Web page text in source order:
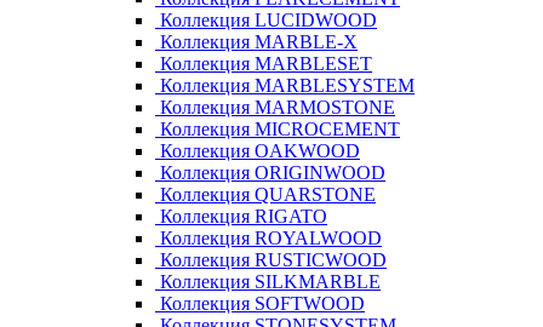
Коллекция LUCIDWOOD
Коллекция MARBLE-X
Коллекция MARBLESET
Коллекция MARBLESYSTEM
Коллекция MARMOSTONE
Коллекция MICROCEMENT
Коллекция OAKWOOD
Коллекция ORIGINWOOD
Коллекция QUARSTONE
Коллекция RIGATO
Коллекция ROYALWOOD
Коллекция RUSTICWOOD
Коллекция SILKMARBLE
Коллекция SOFTWOOD